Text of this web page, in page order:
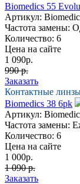
Biomedics 55
Артикул:
Частота замены:
Количество: 6
Цена на сайте
1 090р.
990 р.
Заказать
Контактные
Biomedics 38 6pk
Артикул:
Частота замены:
Количество: 6
Цена на сайте
1 000р.
1 090 р.
Заказать